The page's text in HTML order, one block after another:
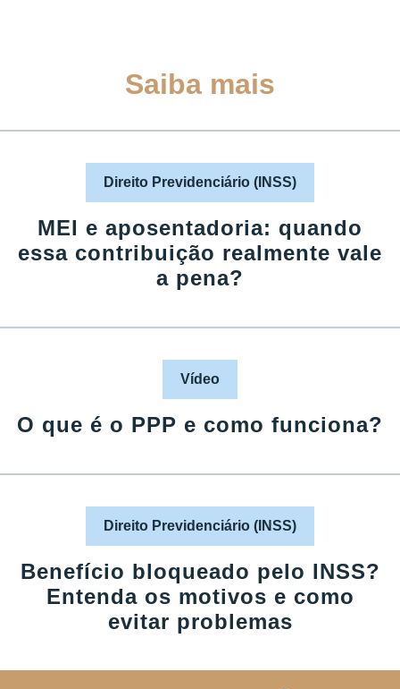
Saiba mais
Direito Previdenciário (INSS)
MEI e aposentadoria: quando
essa contribuição realmente vale
a pena?
Vídeo
O que é o PPP e como funciona?
Direito Previdenciário (INSS)
Benefício bloqueado pelo INSS?
Entenda os motivos e como
evitar problemas